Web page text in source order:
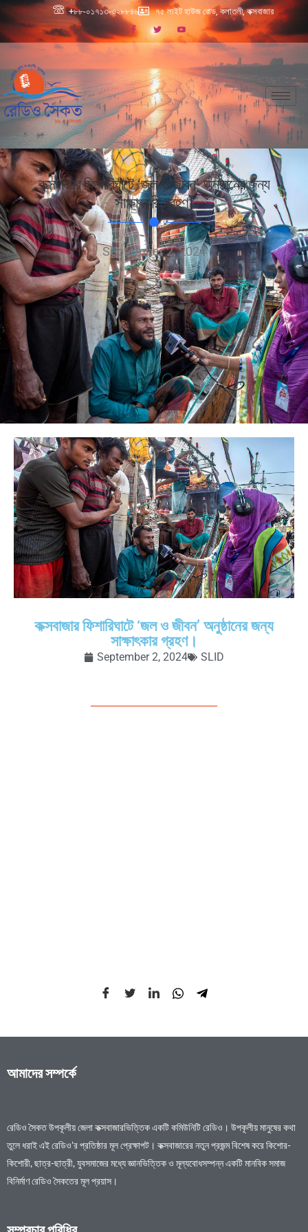
+৮৮-০১৭১৩-৩২৮৮৪৬ ৭৫ লাইট হাউজ রোড, কলাতলী, কক্সবাজার
কক্সবাজার ফিশারিঘাটে ‘জল ও জীবন’ অনুষ্ঠানের জন্য
সাক্ষাৎকার গ্রহণ।
September 2, 2024
কক্সবাজার ফিশারিঘাটে ‘জল ও জীবন’ অনুষ্ঠানের জন্য
সাক্ষাৎকার গ্রহণ।
September 2, 2024 SLID
আমাদের সম্পর্কে
রেডিও সৈকত উপকূলীয় জেলা কক্সবাজারভিত্তিক একটি কমিউনিটি রেডিও। উপকূলীয় মানুষের কথা
তুলে ধরাই এই রেডিও’র প্রতিষ্ঠার মূল প্রেক্ষাপট। কক্সবাজারের নতুন প্রজন্ম বিশেষ করে কিশোর-
কিশোরী, ছাত্র-ছাত্রী, যুবসমাজের মধ্যে জ্ঞানভিত্তিক ও মূল্যবোধসম্পন্ন একটি মানবিক সমাজ
বিনির্মাণ রেডিও সৈকতের মূল প্রয়াস।